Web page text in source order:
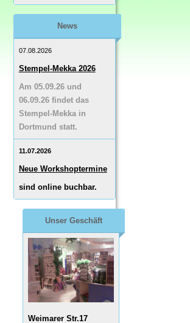
News
07.08.2026
Stempel-Mekka 2026
Am 05.09.26 und
06.09.26 findet das
Stempel-Mekka in
Dortmund statt.
11.07.2026
Neue Workshoptermine
sind online buchbar.
Unser Geschäft
Weimarer Str.17